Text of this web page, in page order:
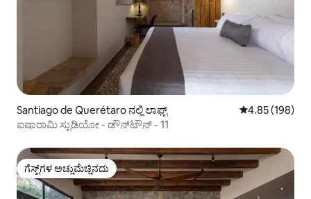
Santiago de Querétaro ನಲ್ಲಿ ಲಾಫ್ಟ್ 5 ರಲ್ಲಿ 4.85
4.85 (198)
ಐಷಾರಾಮಿ ಸ್ಟುಡಿಯೋ - ಡೌನ್‌ಟೌನ್ - 11
ಗೆಸ್ಟ್‌ಗಳ ಅಚ್ಚುಮೆಚ್ಚಿನದು
ಗೆಸ್ಟ್‌ಗಳ ಅಚ್ಚುಮೆಚ್ಚಿನದು